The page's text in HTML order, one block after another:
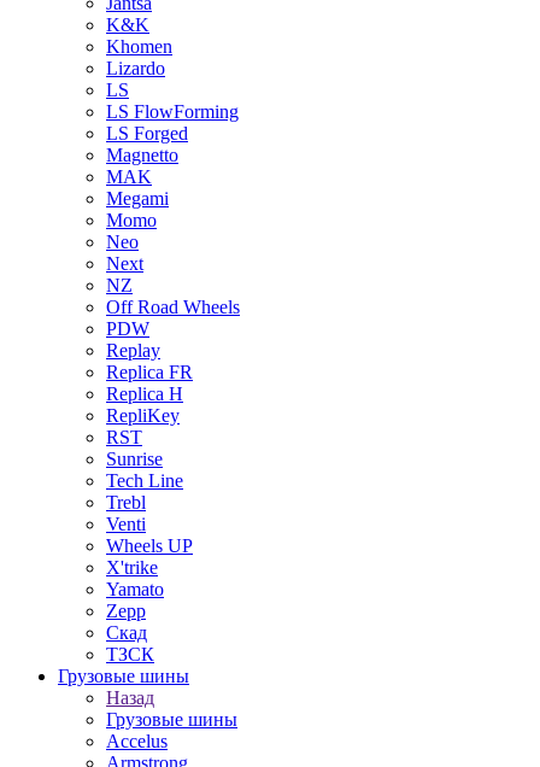
K&K
Khomen
Lizardo
LS
LS FlowForming
LS Forged
Magnetto
MAK
Megami
Momo
Neo
Next
NZ
Off Road Wheels
PDW
Replay
Replica FR
Replica H
RepliKey
RST
Sunrise
Tech Line
Trebl
Venti
Wheels UP
X'trike
Yamato
Zepp
Скад
ТЗСК
Грузовые шины
Назад
Грузовые шины
Accelus
Armstrong